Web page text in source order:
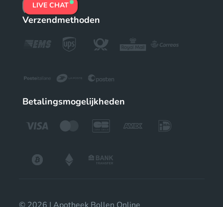
LIVE CHAT
Verzendmethoden
Betalingsmogelijkheden